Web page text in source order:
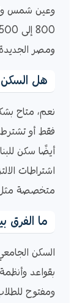
وعين شمس
ومصر
هل السكن
نعم، متاح
فقط أو
أيضًا سكن
اشتراطات
متخصصة
ما الفرق
السكن
بقواعد
ومفتوح